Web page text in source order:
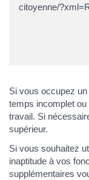
citoyenne/
Si vous occupez
temps incomplet
travail. Si
supérieur.
Si vous souhaitez
inaptitude à vos
supplémentaires